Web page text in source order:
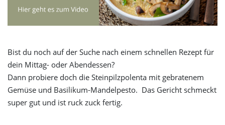
Bist du noch auf der Suche nach einem schnellen Rezept für
dein Mittag- oder Abendessen?
Dann probiere doch die Steinpilzpolenta mit gebratenem
Gemüse und Basilikum-Mandelpesto. Das Gericht schmeckt
super gut und ist ruck zuck fertig.